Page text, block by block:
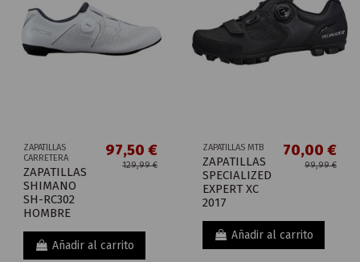
ZAPATILLAS
CARRETERA
ZAPATILLAS
SHIMANO
SH-RC302
HOMBRE
97,50 €
129,99 €
Añadir al carrito
ZAPATILLAS MTB
ZAPATILLAS
SPECIALIZED
EXPERT XC
2017
70,00 €
99,99 €
Añadir al carrito